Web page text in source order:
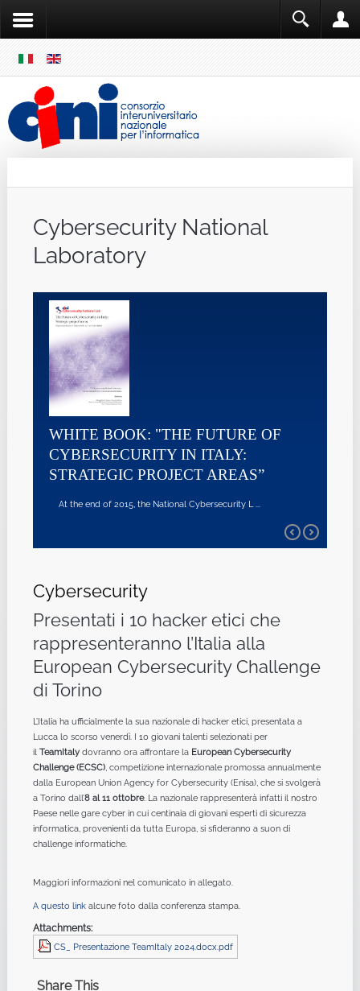
MENU
Cybersecurity National
Laboratory
WHITE BOOK: "THE FUTURE OF
CYBERSECURITY IN ITALY:
STRATEGIC PROJECT AREAS”
At the end of 2015, the National Cybersecurity L ...
Cybersecurity
Presentati i 10 hacker etici che
rappresenteranno l’Italia alla
European Cybersecurity Challenge
di Torino
L’Italia ha ufficialmente la sua nazionale di hacker etici, presentata a
Lucca lo scorso venerdì. I 10 giovani talenti selezionati per
il TeamItalydovranno ora affrontare laEuropean Cybersecurity
Challenge (ECSC), competizione internazionale promossa annualmente
dalla European Union Agency for Cybersecurity (Enisa), che si svolgerà
a Torino dall’8 al 11 ottobre. La nazionale rappresenterà infatti il nostro
Paese nelle gare cyber in cui centinaia di giovani esperti di sicurezza
informatica, provenienti da tutta Europa, si sfideranno a suon di
challenge informatiche.
Maggiori informazioni nel comunicato in allegato.
A questo linkalcune foto dalla conferenza stampa.
Attachments:
CS_ Presentazione TeamItaly 2024.docx.pdf
Share This